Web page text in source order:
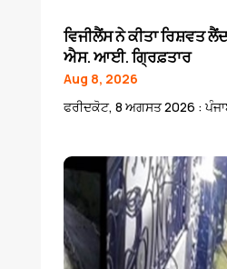
ਵਿਜੀਲੈਂਸ ਨੇ ਕੀਤਾ ਰਿਸ਼ਵਤ
ਐਸ. ਆਈ. ਗ੍ਰਿਫ਼ਤਾਰ
Aug 8, 2026
ਫਰੀਦਕੋਟ, 8 ਅਗਸਤ 2026 :